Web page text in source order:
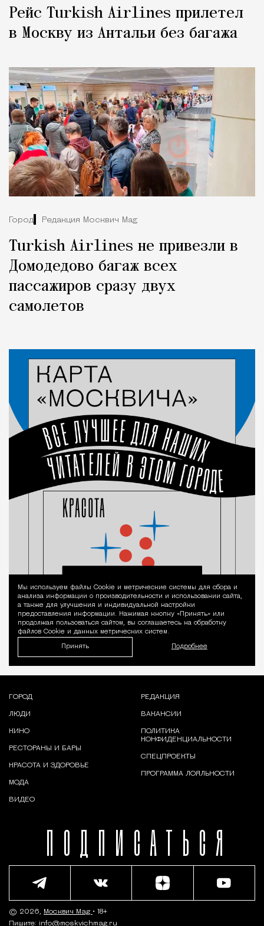
Рейс Turkish Airlines прилетел
в Москву из Антальи без багажа
Город Редакция Москвич Mag
Turkish Airlines не привезли в
Домодедово багаж всех
пассажиров сразу двух
самолетов
Уведомление
Мы используем файлы Сookie и метрические системы для сбора и
анализа информации о производительности и использовании сайта,
а также для улучшения и индивидуальной настройки
предоставления информации. Нажимая кнопку «Принять» или
продолжая пользоваться сайтом, вы соглашаетесь на обработку
файлов Cookie и данных метрических систем.
Принять Подробнее
ПОДПИСАТЬСЯ
ГОРОД
ЛЮДИ
КИНО
РЕСТОРАНЫ И БАРЫ
КРАСОТА И ЗДОРОВЬЕ
МОДА
ВИДЕО
РЕДАКЦИЯ
ВАКАНСИИ
ПОЛИТИКА
КОНФИДЕНЦИАЛЬНОСТИ
СПЕЦПРОЕКТЫ
ПРОГРАММА ЛОЯЛЬНОСТИ
© 2026, Москвич Mag • 18+
Пишите: info@moskvichmag.ru